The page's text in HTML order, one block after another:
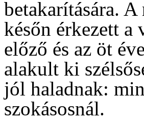
betakarítására.
későn érkezett a
előző és az öt
alakult ki
jól haladnak:
szokásosnál.